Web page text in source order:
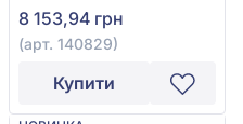
8 153,94 грн
(арт. 140829)
Купити